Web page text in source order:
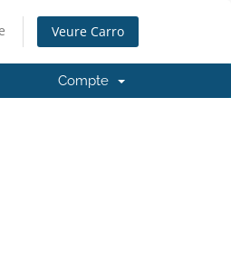
Veure Carro
Compte